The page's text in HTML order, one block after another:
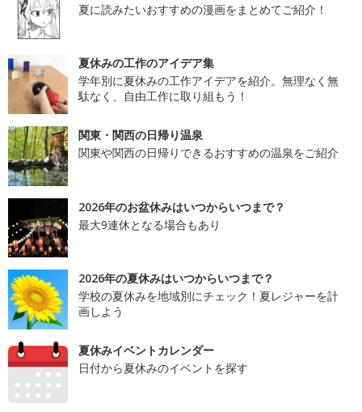
夏に読みたいおすすめの漫画をまとめてご紹介！
夏休みの工作のアイデア集
学年別に夏休みの工作アイデアを紹介。無理なく無
駄なく、自由工作に取り組もう！
関東・関西の日帰り温泉
関東や関西の日帰りできるおすすめの温泉をご紹介
2026年のお盆休みはいつからいつまで？
最大9連休となる場合もあり
2026年の夏休みはいつからいつまで？
学校の夏休みを地域別にチェック！夏レジャーを計
画しよう
夏休みイベントカレンダー
日付から夏休みのイベントを探す